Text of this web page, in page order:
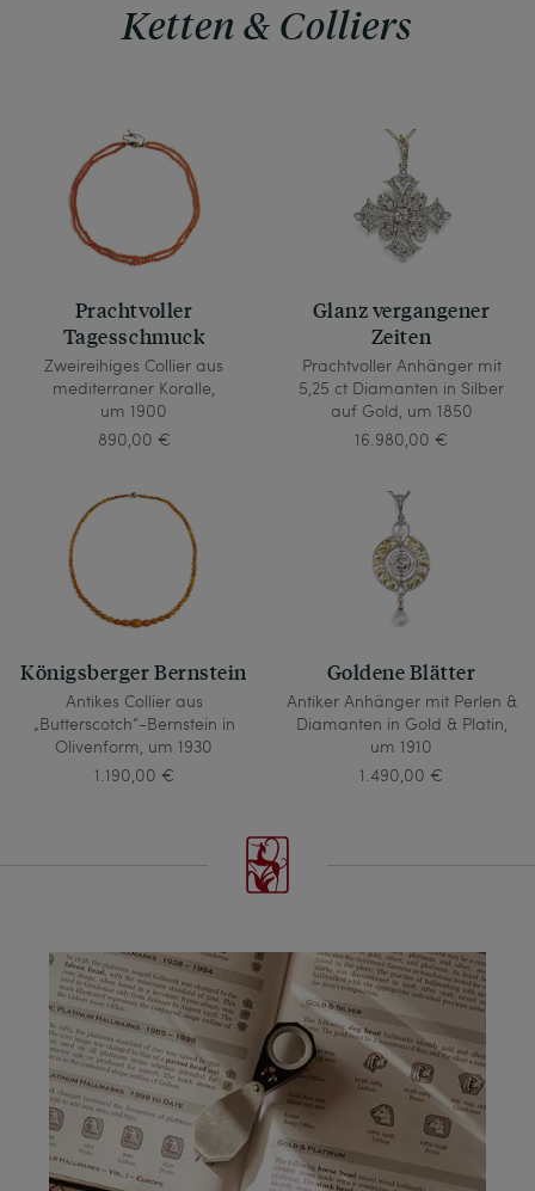
Ketten & Colliers
Prachtvoller
Tagesschmuck
Zweireihiges Collier aus
mediterraner Koralle,
um 1900
890,00 €
Glanz vergangener
Zeiten
Prachtvoller Anhänger mit
5,25 ct Diamanten in Silber
auf Gold, um 1850
16.980,00 €
Königsberger Bernstein
Antikes Collier aus
„Butterscotch“-Bernstein in
Olivenform, um 1930
1.190,00 €
Goldene Blätter
Antiker Anhänger mit Perlen &
Diamanten in Gold & Platin,
um 1910
1.490,00 €